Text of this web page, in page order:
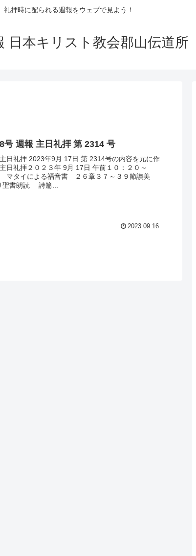
礼拝時に配られる週報をウェブで見よう！
日本キリスト教会郡山伝道所
号 週報 主日礼拝 第 2314 号
日礼拝 2023年9月 17日 第 2314号の内容を元に作
日礼拝２０２３年 9月 17日 午前１０：２０～
による福音書 ２６章３７～３９節讃美
書朗読 詩篇...
2023.09.16